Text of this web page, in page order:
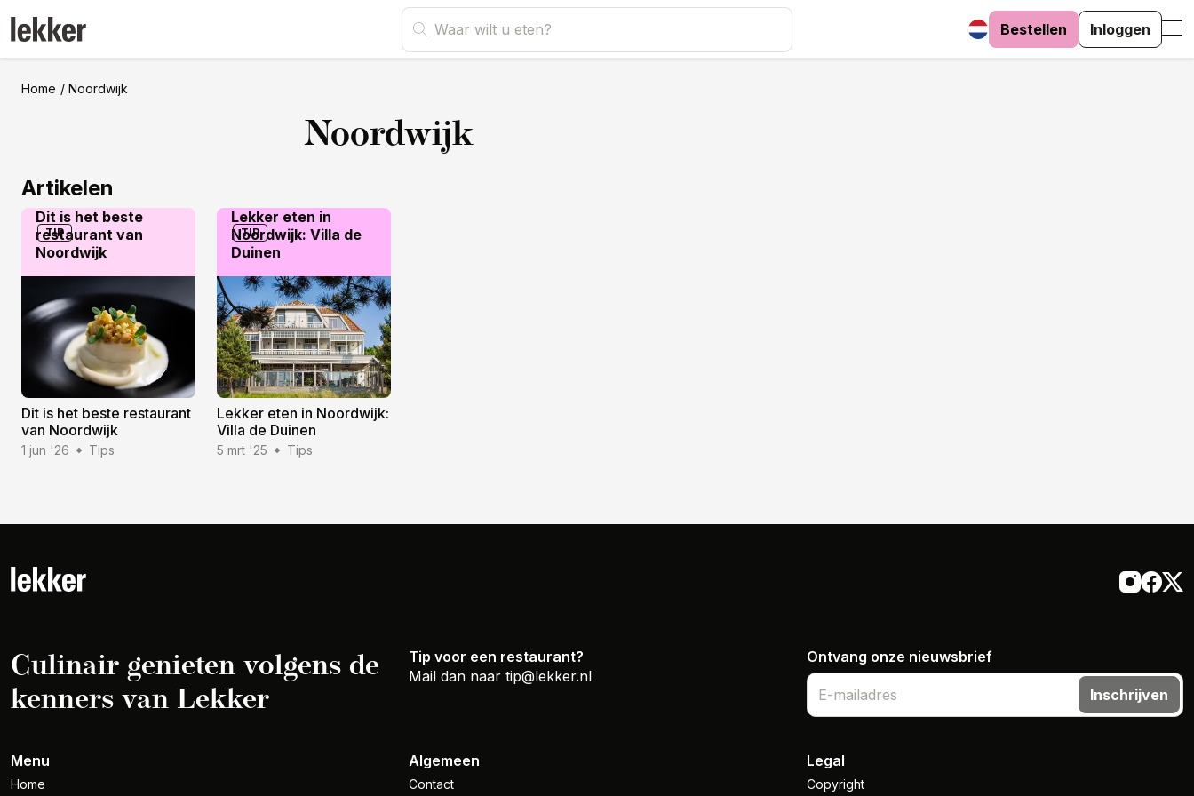
Bestellen Inloggen
Home Noordwijk
Noordwijk
Artikelen
TIP
Dit is het beste
restaurant van
Noordwijk
Dit is het beste restaurant
van Noordwijk
1 jun '26 Tips
TIP
Lekker eten in
Noordwijk: Villa de
Duinen
Lekker eten in Noordwijk:
Villa de Duinen
5 mrt '25 Tips
Culinair genieten volgens de
kenners van Lekker
Tip voor een restaurant?
Mail dan naar tip@lekker.nl
Ontvang onze nieuwsbrief
Inschrijven
Menu
Home
Algemeen
Contact
Legal
Copyright